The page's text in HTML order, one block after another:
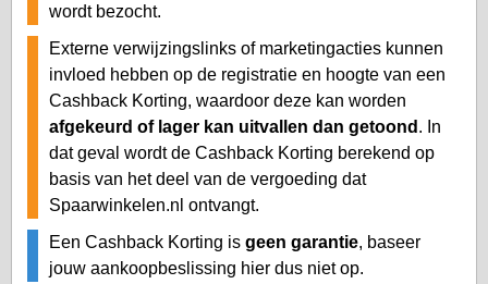
wordt bezocht.
Externe verwijzingslinks of marketingacties kunnen
invloed hebben op de registratie en hoogte van een
Cashback Korting, waardoor deze kan worden
afgekeurd of lager kan uitvallen dan getoond . In
dat geval wordt de Cashback Korting berekend op
basis van het deel van de vergoeding dat
Spaarwinkelen.nl ontvangt.
Een Cashback Korting is geen garantie, baseer
jouw aankoopbeslissing hier dus niet op.